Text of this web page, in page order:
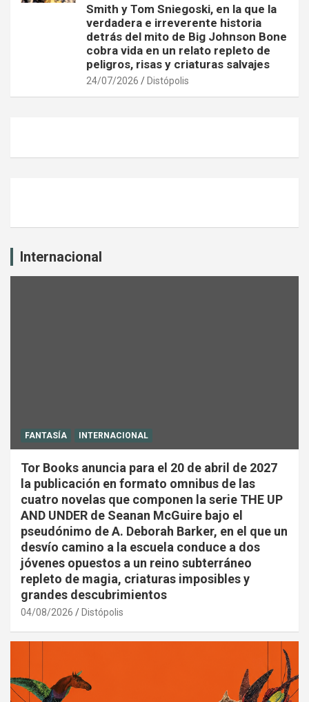
Smith y Tom Sniegoski, en la que la
verdadera e irreverente historia
detrás del mito de Big Johnson Bone
cobra vida en un relato repleto de
peligros, risas y criaturas salvajes
24/07/2026 Distópolis
Internacional
FANTASÍA INTERNACIONAL
Tor Books anuncia para el 20 de abril de 2027
la publicación en formato omnibus de las
cuatro novelas que componen la serie THE UP
AND UNDER de Seanan McGuire bajo el
pseudónimo de A. Deborah Barker, en el que un
desvío camino a la escuela conduce a dos
jóvenes opuestos a un reino subterráneo
repleto de magia, criaturas imposibles y
grandes descubrimientos
04/08/2026 Distópolis